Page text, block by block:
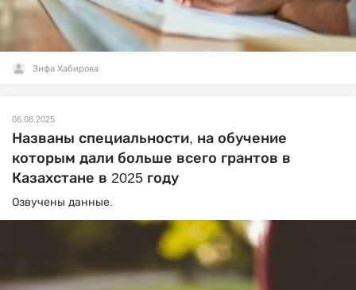
Зифа Хабирова
06.08.2025
Названы специальности, на обучение
которым дали больше всего грантов в
Казахстане в 2025 году
Озвучены данные.